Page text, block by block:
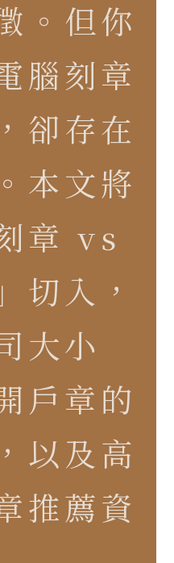
。但你
腦刻章
卻存在
本文將
章 vs
切入，
大小
戶章的
以及高
推薦資